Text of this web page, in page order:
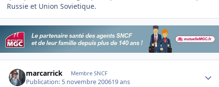
Russie et Union Sovietique.
marcarrick Membre SNCF
Publication: 5 novembre 200619 ans